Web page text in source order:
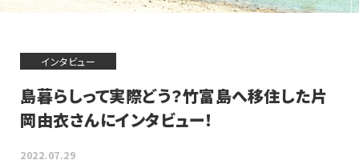
インタビュー
島暮らしって実際どう？竹富島へ移住した片
岡由衣さんにインタビュー！
2022.07.29